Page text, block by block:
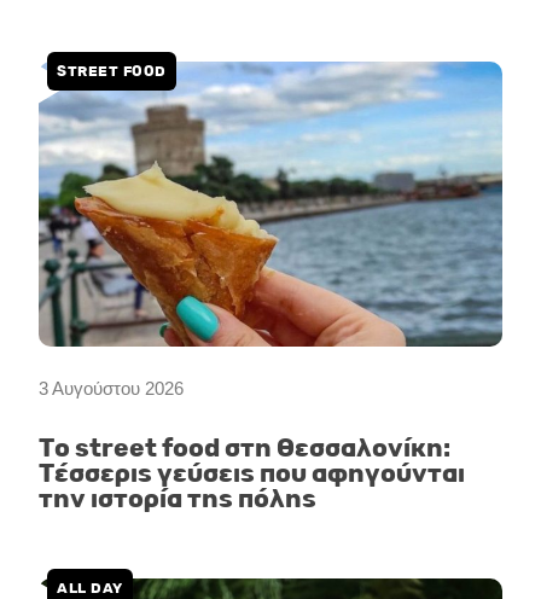
3 Αυγούστου 2026
STREET FOOD
Το street food στη Θεσσαλονίκη:
Τέσσερις γεύσεις που αφηγούνται
την ιστορία της πόλης
ALL DAY